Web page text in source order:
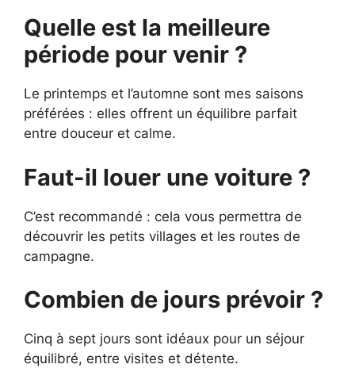
Quelle est la meilleure
période pour venir ?
Le printemps et l’automne sont mes saisons
préférées : elles offrent un équilibre parfait
entre douceur et calme.
Faut-il louer une voiture ?
C’est recommandé : cela vous permettra de
découvrir les petits villages et les routes de
campagne.
Combien de jours prévoir ?
Cinq à sept jours sont idéaux pour un séjour
équilibré, entre visites et détente.